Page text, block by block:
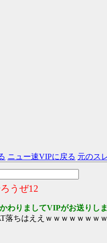
ニュー速VIPに戻る 元のス
うぜ12
わりましてVIPがお送りし
落ちはええｗｗｗｗｗｗｗ